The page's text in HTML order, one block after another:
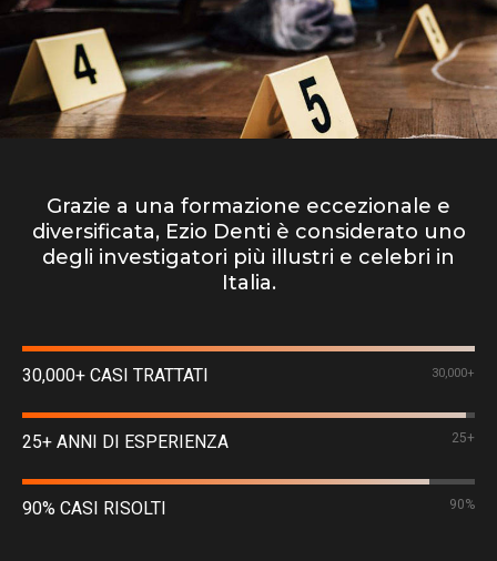
Grazie a una formazione eccezionale e
diversificata, Ezio Denti è considerato uno
degli investigatori più illustri e celebri in
Italia.
30,000+ CASI TRATTATI 30,000+
25+ ANNI DI ESPERIENZA 25+
90% CASI RISOLTI 90%